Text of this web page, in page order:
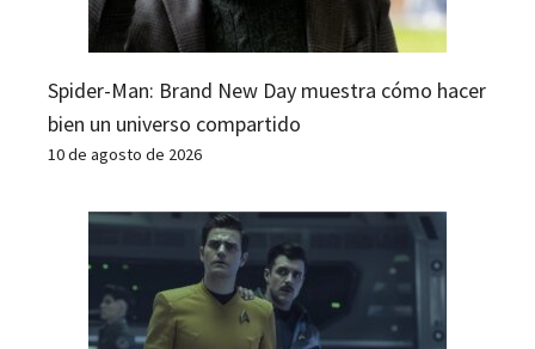
Spider-Man: Brand New Day muestra cómo hacer
bien un universo compartido
10 de agosto de 2026